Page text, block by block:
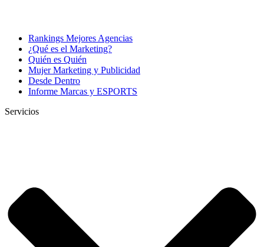
Rankings Mejores Agencias
¿Qué es el Marketing?
Quién es Quién
Mujer Marketing y Publicidad
Desde Dentro
Informe Marcas y ESPORTS
Servicios